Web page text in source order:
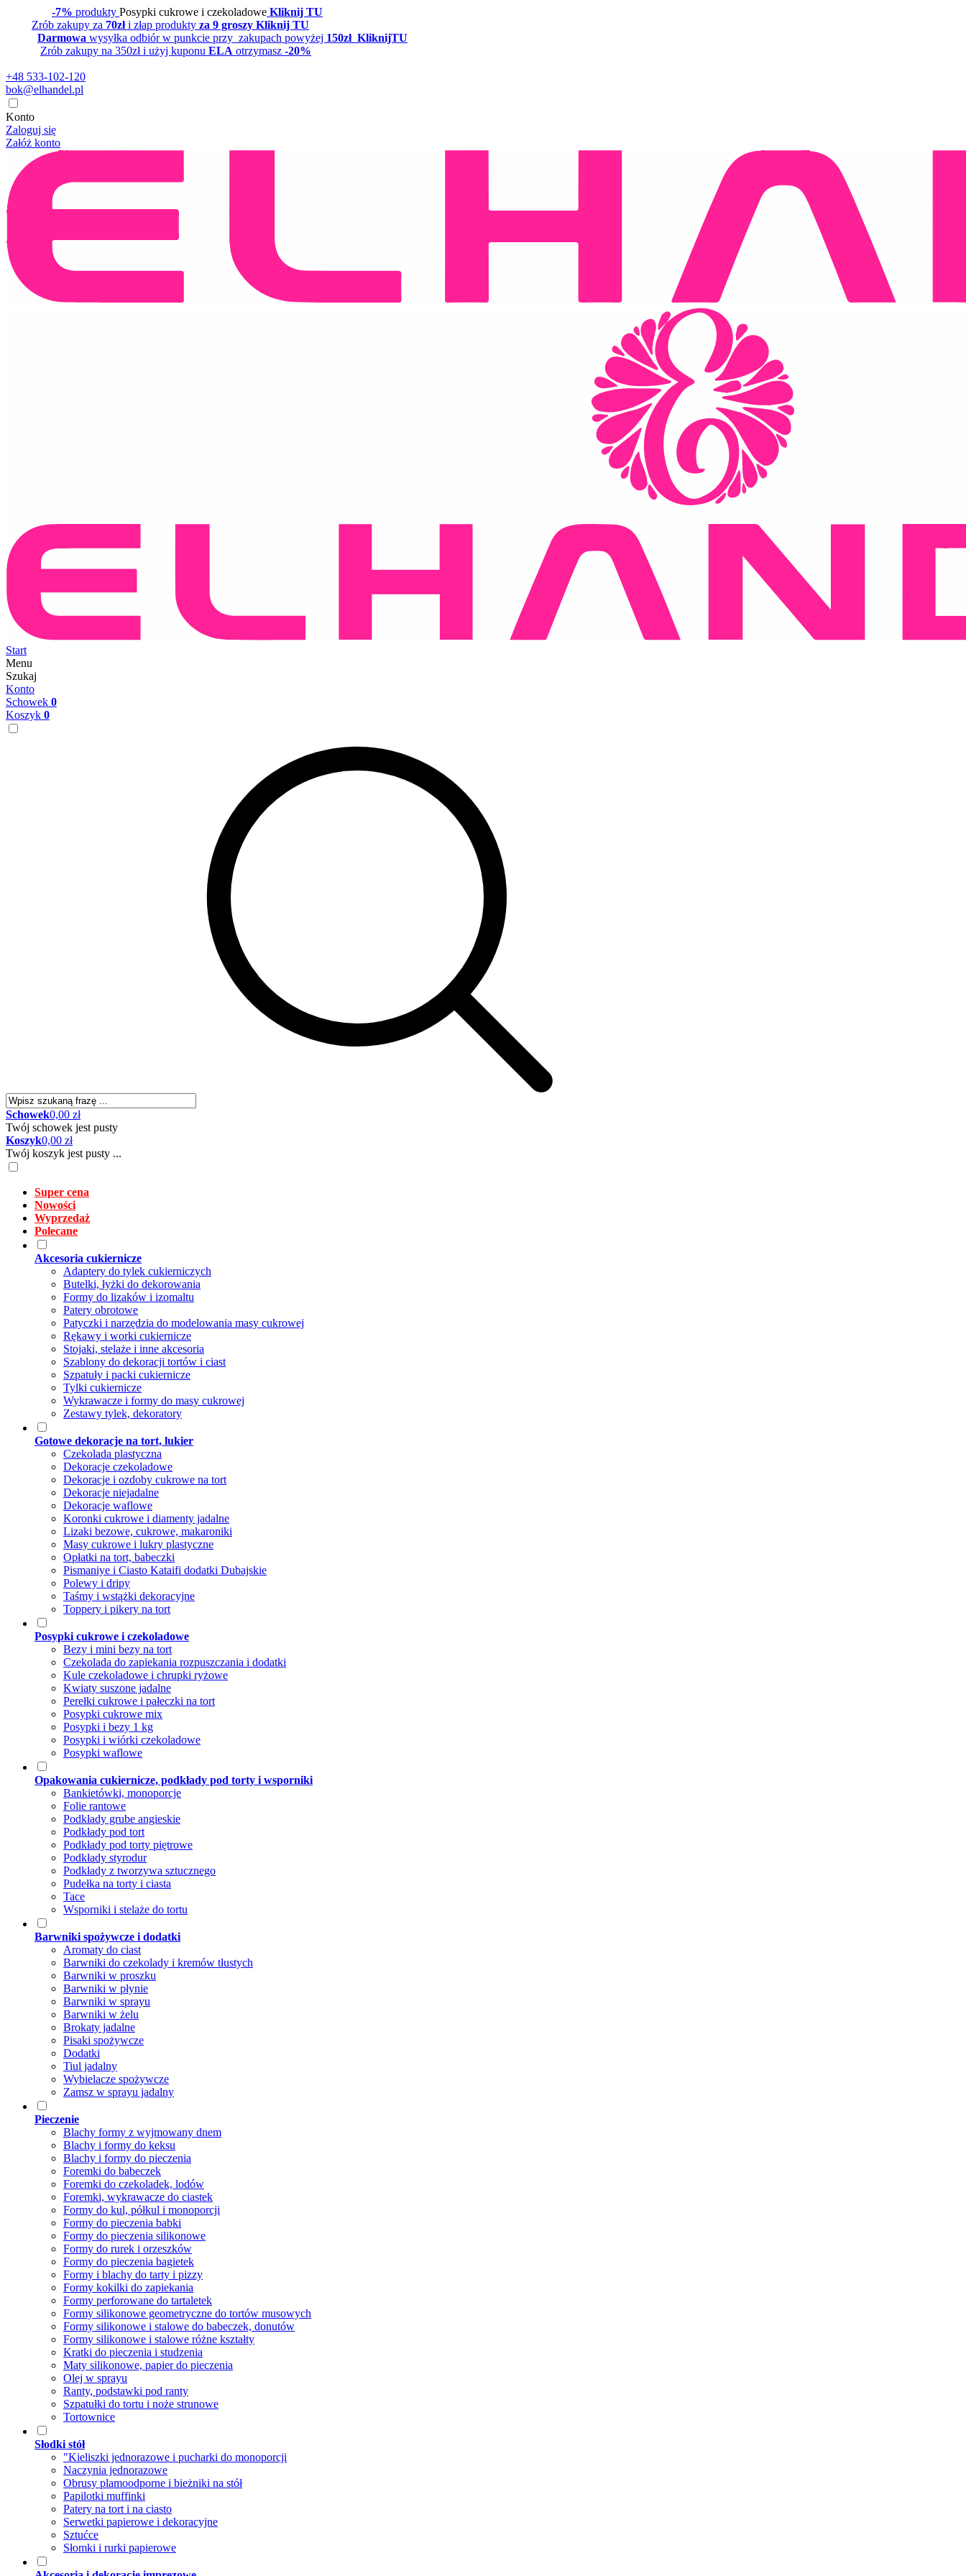
-7% produkty Posypki cukrowe i czekoladowe Kliknij TU
Zrób zakupy za 70złi złap produkty za 9 groszy Kliknij TU
Darmowa wysyłka odbiór w punkcie przy zakupach powyżej 150zł KliknijTU
Zrób zakupy na 350zł i użyj kuponu ELA otrzymasz -20%
+48 533-102-120
bok@elhandel.pl
Konto
Zaloguj się
Załóż konto
Start
Menu
Szukaj
Konto
Schowek 0
Koszyk 0
Schowek0,00 zł
Twój schowek jest pusty
Koszyk0,00 zł
Twój koszyk jest pusty ...
Super cena
Nowości
Wyprzedaż
Polecane
Akcesoria cukiernicze
Adaptery do tylek cukierniczych
Butelki, łyżki do dekorowania
Formy do lizaków i izomaltu
Patery obrotowe
Patyczki i narzędzia do modelowania masy cukrowej
Rękawy i worki cukiernicze
Stojaki, stelaże i inne akcesoria
Szablony do dekoracji tortów i ciast
Szpatuły i packi cukiernicze
Tylki cukiernicze
Wykrawacze i formy do masy cukrowej
Zestawy tylek, dekoratory
Gotowe dekoracje na tort, lukier
Czekolada plastyczna
Dekoracje czekoladowe
Dekoracje i ozdoby cukrowe na tort
Dekoracje niejadalne
Dekoracje waflowe
Koronki cukrowe i diamenty jadalne
Lizaki bezowe, cukrowe, makaroniki
Masy cukrowe i lukry plastyczne
Opłatki na tort, babeczki
Pismaniye i Ciasto Kataifi dodatki Dubajskie
Polewy i dripy
Taśmy i wstążki dekoracyjne
Toppery i pikery na tort
Posypki cukrowe i czekoladowe
Bezy i mini bezy na tort
Czekolada do zapiekania rozpuszczania i dodatki
Kule czekoladowe i chrupki ryżowe
Kwiaty suszone jadalne
Perełki cukrowe i pałeczki na tort
Posypki cukrowe mix
Posypki i bezy 1 kg
Posypki i wiórki czekoladowe
Posypki waflowe
Opakowania cukiernicze, podkłady pod torty i wsporniki
Bankietówki, monoporcje
Folie rantowe
Podkłady grube angieskie
Podkłady pod tort
Podkłady pod torty piętrowe
Podkłady styrodur
Podkłady z tworzywa sztucznego
Pudełka na torty i ciasta
Tace
Wsporniki i stelaże do tortu
Barwniki spożywcze i dodatki
Aromaty do ciast
Barwniki do czekolady i kremów tłustych
Barwniki w proszku
Barwniki w płynie
Barwniki w sprayu
Barwniki w żelu
Brokaty jadalne
Pisaki spożywcze
Dodatki
Tiul jadalny
Wybielacze spożywcze
Zamsz w sprayu jadalny
Pieczenie
Blachy formy z wyjmowany dnem
Blachy i formy do keksu
Blachy i formy do pieczenia
Foremki do babeczek
Foremki do czekoladek, lodów
Foremki, wykrawacze do ciastek
Formy do kul, półkul i monoporcji
Formy do pieczenia babki
Formy do pieczenia silikonowe
Formy do rurek i orzeszków
Formy do pieczenia bagietek
Formy i blachy do tarty i pizzy
Formy kokilki do zapiekania
Formy perforowane do tartaletek
Formy silikonowe geometryczne do tortów musowych
Formy silikonowe i stalowe do babeczek, donutów
Formy silikonowe i stalowe różne kształty
Kratki do pieczenia i studzenia
Maty silikonowe, papier do pieczenia
Olej w sprayu
Ranty, podstawki pod ranty
Szpatułki do tortu i noże strunowe
Tortownice
Słodki stół
"Kieliszki jednorazowe i pucharki do monoporcji
Naczynia jednorazowe
Obrusy plamoodporne i bieżniki na stół
Papilotki muffinki
Patery na tort i na ciasto
Serwetki papierowe i dekoracyjne
Sztućce
Słomki i rurki papierowe